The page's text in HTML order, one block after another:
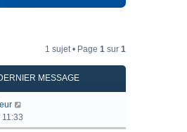
1 sujet • Page 1 sur 1
MESSAGE